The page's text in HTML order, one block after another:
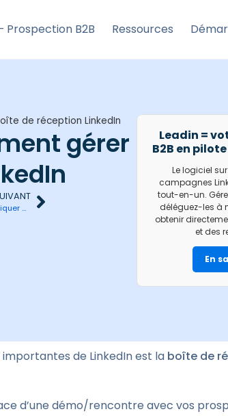
Prospection B2B Ressources
de réception LinkedIn
gérer
Modèle AIDA – Comment l’appliquer à sa prospection LinkedIn ?
Leadin =
B2B en
Le logiciel
campagnes
tout-en-un.
déléguez-les à
obtenir
et des
En
importantes de LinkedIn est la boîte de
d’une démo/rencontre avec vos